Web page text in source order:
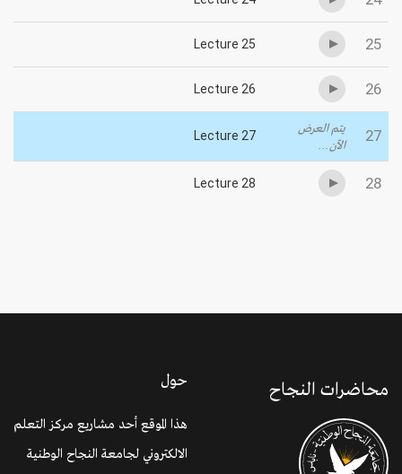
25
Lecture 25
26
Lecture 26
27
يتم العرض
الآن...
Lecture 27
28
Lecture 28
محاضرات النجاح حول
هذا الموقع أحد مشاريع مركز التعلم
الالكتروني لجامعة النجاح الوطنية